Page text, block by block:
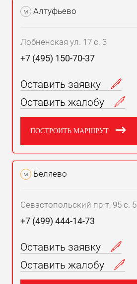
м Алтуфьево
Лобненская ул. 17 с. 3
+7 (495) 150-70-37
Оставить заявку
Оставить жалобу
ПОСТРОИТЬ МАРШРУТ
м Беляево
Севастопольский пр-т, 95 с. 5
+7 (499) 444-14-73
Оставить заявку
Оставить жалобу